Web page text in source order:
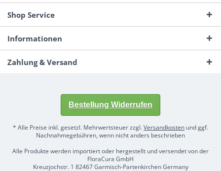
Shop Service
Informationen
Zahlung & Versand
Bestellung Widerrufen
* Alle Preise inkl. gesetzl. Mehrwertsteuer zzgl.Versandkosten und ggf.
Nachnahmegebühren, wenn nicht anders beschrieben
Alle Produkte werden importiert oder hergestellt und versendet von der
FloraCura GmbH
Kreuzjochstr. 1 82467 Garmisch-Partenkirchen Germany